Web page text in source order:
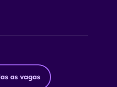
as vagas